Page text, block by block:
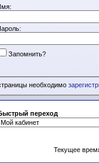
Запомнить?
необходимо
переход
Текущее